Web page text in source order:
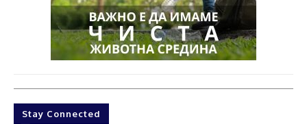
Stay Connected